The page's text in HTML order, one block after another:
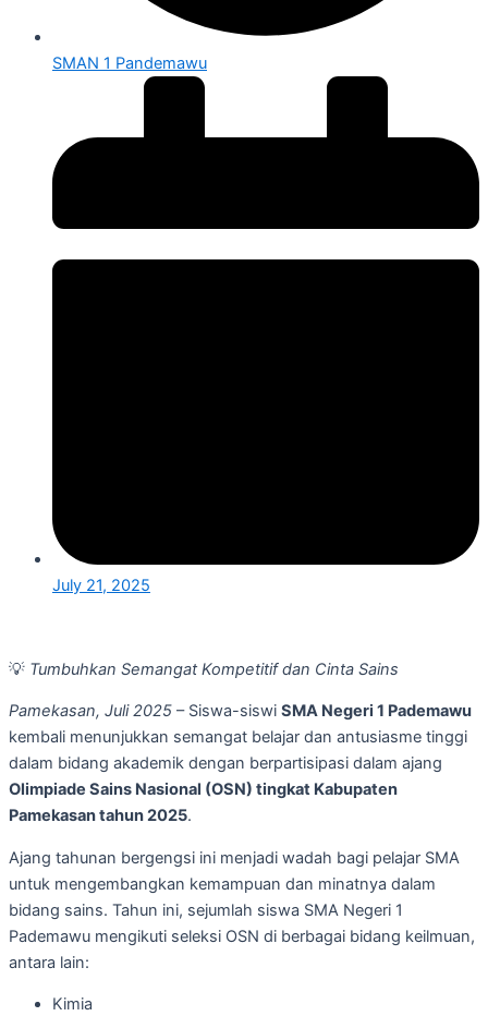
SMAN 1 Pandemawu
July 21, 2025
💡 Tumbuhkan Semangat Kompetitif dan Cinta Sains
Pamekasan, Juli 2025 – Siswa-siswi SMA Negeri 1 Pademawu
kembali menunjukkan semangat belajar dan antusiasme tinggi
dalam bidang akademik dengan berpartisipasi dalam ajang
Olimpiade Sains Nasional (OSN) tingkat Kabupaten
Pamekasan tahun 2025.
Ajang tahunan bergengsi ini menjadi wadah bagi pelajar SMA
untuk mengembangkan kemampuan dan minatnya dalam
bidang sains. Tahun ini, sejumlah siswa SMA Negeri 1
Pademawu mengikuti seleksi OSN di berbagai bidang keilmuan,
antara lain:
Kimia